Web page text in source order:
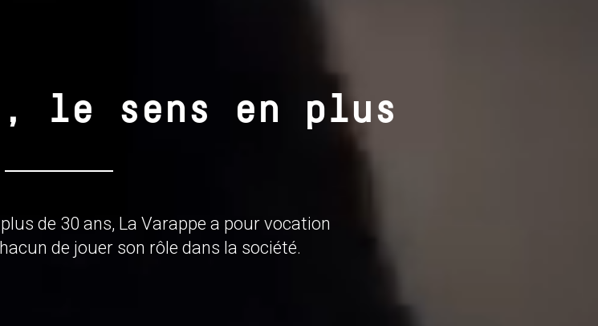
le sens en plus
de 30 ans, La Varappe a pour vocation
de jouer son rôle dans la société.